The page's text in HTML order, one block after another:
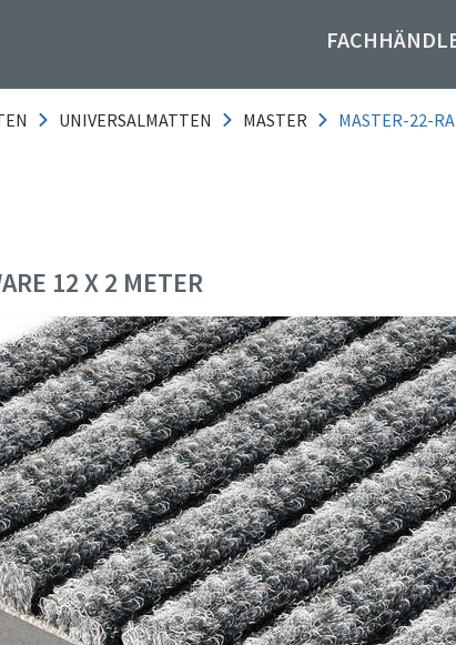
UNIVERSALMATTEN MASTER MASTER-22-
12 X 2 METER